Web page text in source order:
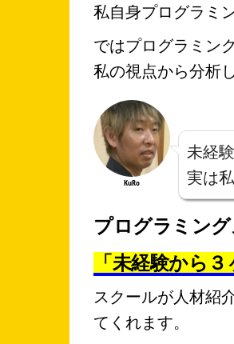
私自身プログラミ
ではプログラミン
私の視点から分析
KuRo
未経
実は
プログラミン
「未経験から
スクールが人材紹
てくれます。